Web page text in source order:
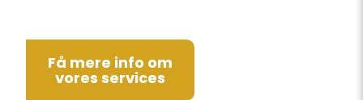
Få mere info om
vores services